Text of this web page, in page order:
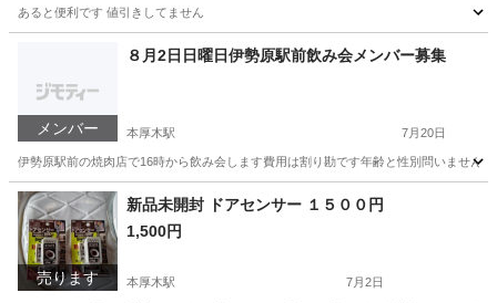
あると便利です 値引きしてません
八王子駅 防災、セキュリティ
メンバー
８月2日日曜日伊勢原駅前飲み会メンバー募集
本厚木駅 7月20日
伊勢原駅前の焼肉店で16時から飲み会します費用は割り勘です年齢と性別問いません
神奈川 厚木市 本厚木駅 その他
売ります
新品未開封 ドアセンサー １５００円
1,500円
本厚木駅 7月2日